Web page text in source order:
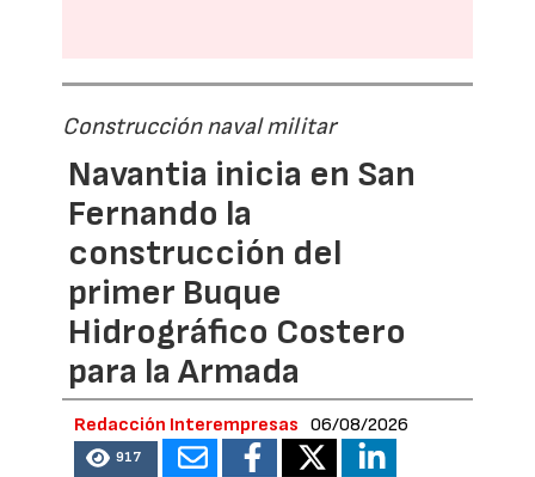
Construcción naval militar
Navantia inicia en San
Fernando la
construcción del
primer Buque
Hidrográfico Costero
para la Armada
Redacción Interempresas 06/08/2026
917